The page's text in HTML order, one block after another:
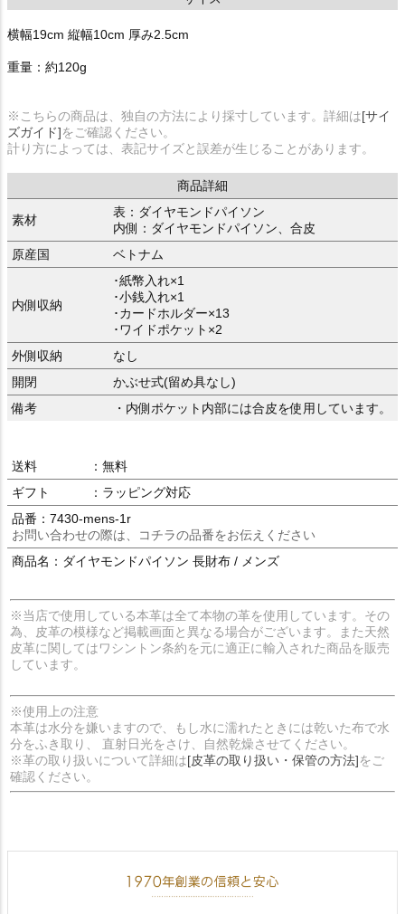
横幅19cm 縦幅10cm 厚み2.5cm
重量：約120g
※こちらの商品は、独自の方法により採寸しています。詳細は[サイ
ズガイド]をご確認ください。
計り方によっては、表記サイズと誤差が生じることがあります。
商品詳細
素材
表：ダイヤモンドパイソン
内側：ダイヤモンドパイソン、合皮
原産国
ベトナム
内側収納
･紙幣入れ×1
･小銭入れ×1
･カードホルダー×13
･ワイドポケット×2
外側収納
なし
開閉
かぶせ式(留め具なし)
備考
・内側ポケット内部には合皮を使用しています。
送料
：無料
ギフト
：ラッピング対応
品番：7430-mens-1r
お問い合わせの際は、コチラの品番をお伝えください
商品名：ダイヤモンドパイソン 長財布 / メンズ
※当店で使用している本革は全て本物の革を使用しています。その
為、皮革の模様など掲載画面と異なる場合がございます。また天然
皮革に関してはワシントン条約を元に適正に輸入された商品を販売
しています。
※使用上の注意
本革は水分を嫌いますので、もし水に濡れたときには乾いた布で水
分をふき取り、 直射日光をさけ、自然乾燥させてください。
※革の取り扱いについて詳細は[皮革の取り扱い・保管の方法]をご
確認ください。